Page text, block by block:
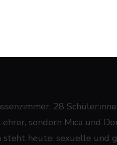
28
sondern Mica und
heute: sexuelle und